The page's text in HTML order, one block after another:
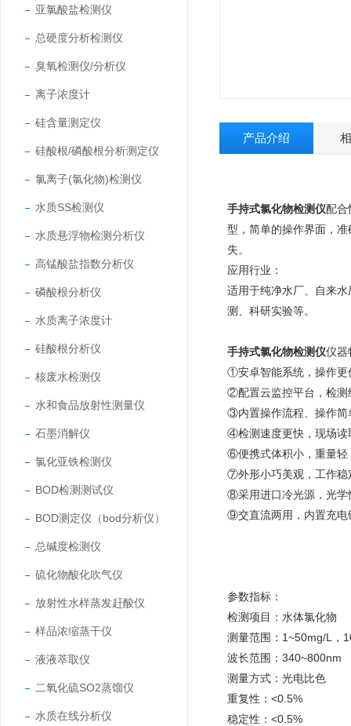
亚氯酸盐检测仪
总硬度分析检测仪
臭氧检测仪/分析仪
离子浓度计
硅含量测定仪
硅酸根/磷酸根分析测定仪
氯离子(氯化物)检测仪
水质SS检测仪
水质悬浮物检测分析仪
高锰酸盐指数分析仪
磷酸根分析仪
水质离子浓度计
硅酸根分析仪
核废水检测仪
水和食品放射性测量仪
石墨消解仪
氯化亚铁检测仪
BOD检测测试仪
BOD测定仪（bod分析仪）
总碱度检测仪
硫化物酸化吹气仪
放射性水样蒸发赶酸仪
样品浓缩蒸干仪
液液萃取仪
二氧化硫SO2蒸馏仪
水质在线分析仪
产品介绍
手持式氯化物检测仪配合
型，简单的操作界面，
失。
应用行业：
适用于纯净水厂、自来
测、科研实验等。
手持式氯化物检测仪仪器
①安卓智能系统，操作更
②配置云监控平台，检测
③内置操作流程、操作简
④检测速度更快，现场读
⑥便携式体积小，重量轻
⑦外形小巧美观，工作稳
⑧采用进口冷光源，光学
⑨交直流两用，内置充电
参数指标：
检测项目：水体氯化物
测量范围：1~50mg/L，
波长范围：340~800nm
测量方式：光电比色
重复性：<0.5%
稳定性：<0.5%